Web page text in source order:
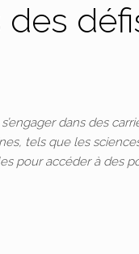
des
dans des
tels que les
pour accéder à des